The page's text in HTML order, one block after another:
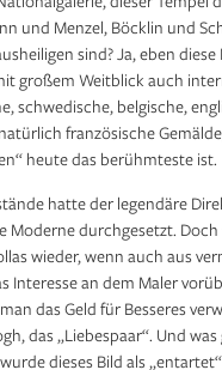
und Menzel, Böcklin und
sind? Ja, eben
großem Weitblick auch
schwedische, belgische,
französische
heute das berühmteste ist.
hatte der legendäre
Moderne durchgesetzt. Doch
wieder, wenn auch aus
Interesse an dem Maler
das Geld für Besseres
das „Liebespaar“. Und
dieses Bild als